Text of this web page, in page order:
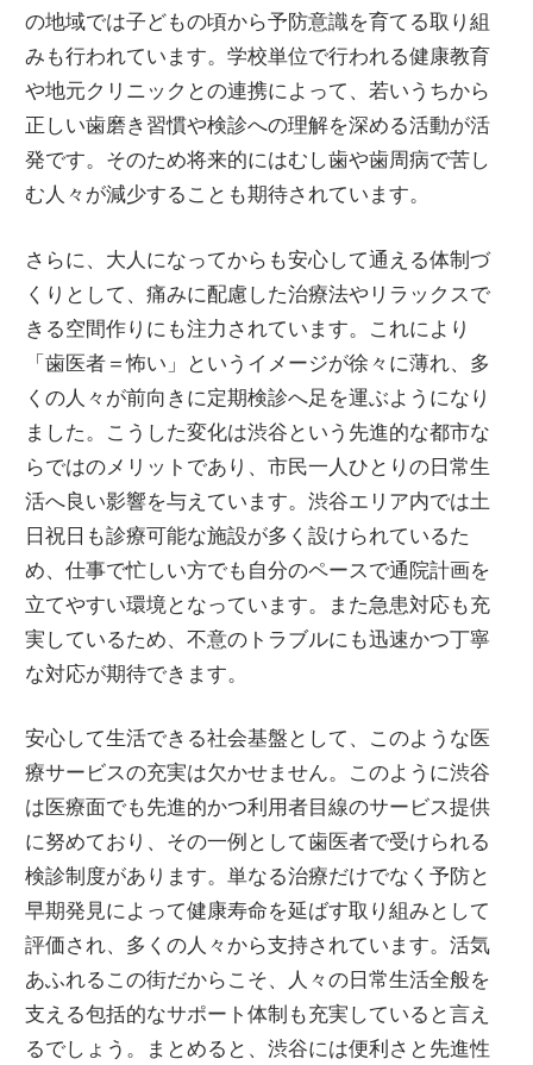
の地域では子どもの頃から予防意識を育てる取り組
みも行われています。学校単位で行われる健康教育
や地元クリニックとの連携によって、若いうちから
正しい歯磨き習慣や検診への理解を深める活動が活
発です。そのため将来的にはむし歯や歯周病で苦し
む人々が減少することも期待されています。
さらに、大人になってからも安心して通える体制づ
くりとして、痛みに配慮した治療法やリラックスで
きる空間作りにも注力されています。これにより
「歯医者＝怖い」というイメージが徐々に薄れ、多
くの人々が前向きに定期検診へ足を運ぶようになり
ました。こうした変化は渋谷という先進的な都市な
らではのメリットであり、市民一人ひとりの日常生
活へ良い影響を与えています。渋谷エリア内では土
日祝日も診療可能な施設が多く設けられているた
め、仕事で忙しい方でも自分のペースで通院計画を
立てやすい環境となっています。また急患対応も充
実しているため、不意のトラブルにも迅速かつ丁寧
な対応が期待できます。
安心して生活できる社会基盤として、このような医
療サービスの充実は欠かせません。このように渋谷
は医療面でも先進的かつ利用者目線のサービス提供
に努めており、その一例として歯医者で受けられる
検診制度があります。単なる治療だけでなく予防と
早期発見によって健康寿命を延ばす取り組みとして
評価され、多くの人々から支持されています。活気
あふれるこの街だからこそ、人々の日常生活全般を
支える包括的なサポート体制も充実していると言え
るでしょう。まとめると、渋谷には便利さと先進性